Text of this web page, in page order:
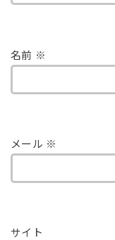
名前 ※
メール ※
サイト